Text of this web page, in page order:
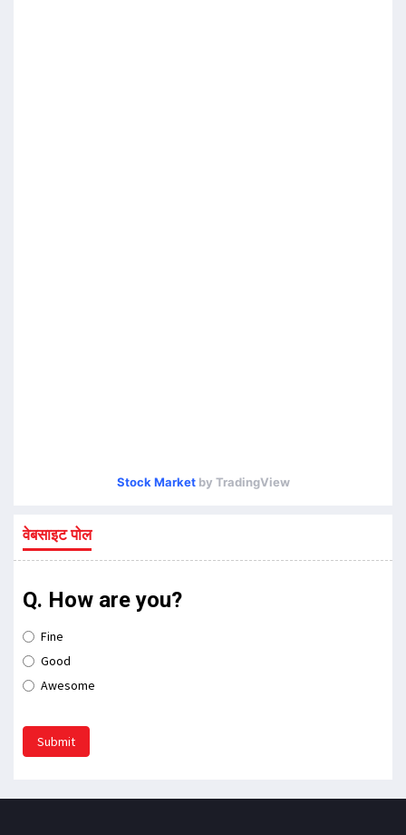
Stock Marketby TradingView
वेबसाइट पोल
Q. How are you?
Fine
Good
Awesome
Submit